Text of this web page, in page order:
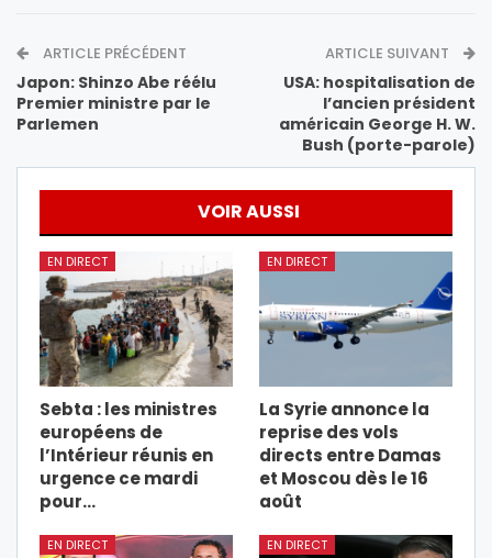
ARTICLE PRÉCÉDENT
Japon: Shinzo Abe réélu
Premier ministre par le
Parlemen
ARTICLE SUIVANT
USA: hospitalisation de
l’ancien président
américain George H. W.
Bush (porte-parole)
VOIR AUSSI
EN DIRECT
Sebta : les ministres
européens de
l’Intérieur réunis en
urgence ce mardi
pour…
EN DIRECT
La Syrie annonce la
reprise des vols
directs entre Damas
et Moscou dès le 16
août
EN DIRECT EN DIRECT